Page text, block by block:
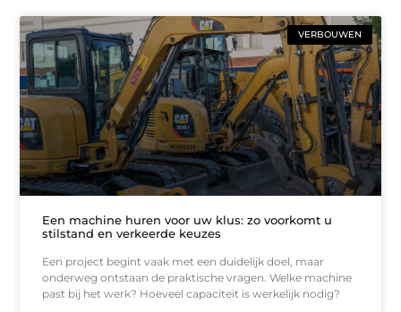
VERBOUWEN
Een machine huren voor uw klus: zo voorkomt u
stilstand en verkeerde keuzes
Een project begint vaak met een duidelijk doel, maar
onderweg ontstaan de praktische vragen. Welke machine
past bij het werk? Hoeveel capaciteit is werkelijk nodig?